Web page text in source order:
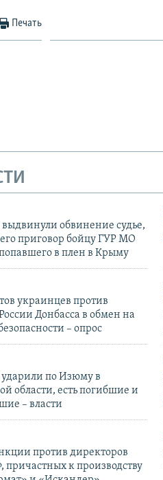
Печать
обвинение судье,
приговор бойцу ГУР МО
в плен в Крыму
украинцев против
Донбасса в обмен на
– опрос
по Изюму в
области, есть погибшие и
– власти
против директоров
причастных к производству